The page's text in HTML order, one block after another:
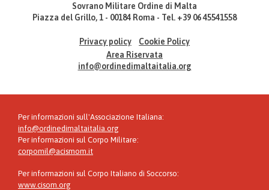
Sovrano Militare Ordine di Malta
Piazza del Grillo, 1 - 00184 Roma - Tel. +39 06 45541558
Privacy policy
Cookie Policy
Area Riservata
info@ordinedimaltaitalia.org
Per informazioni sull'Associazione Italiana:
info@ordinedimaltaitalia.org
Per informazioni sul Corpo Militare:
corpomil@acismom.it
Per informazioni sul Corpo Italiano di Soccorso:
www.cisom.org